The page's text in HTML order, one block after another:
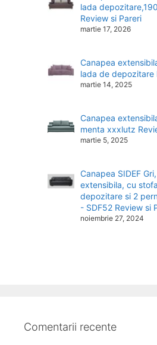
lada
Review si Pareri
martie 17, 2026
Canapea
lada de depozitare
martie 14, 2025
Canapea
menta xxxlutz
martie 5, 2025
Canapea SIDEF
extensibila, cu
depozitare si 2
- SDF52 Review si
noiembrie 27, 2024
Comentarii recente